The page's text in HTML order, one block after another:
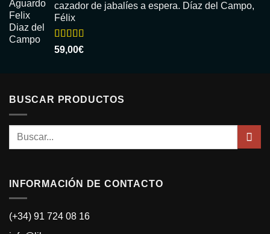
cazador de jabalíes a espera. Díaz del Campo,
Félix
Valorado
con
59,00€
BUSCAR PRODUCTOS
Buscar
INFORMACIÓN DE CONTACTO
(+34) 91 724 08 16